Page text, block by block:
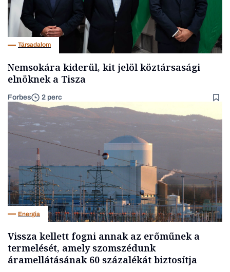
Társadalom
Nemsokára kiderül, kit jelöl köztársasági
elnöknek a Tisza
Forbes 2 perc
Energia
Vissza kellett fogni annak az erőműnek a
termelését, amely szomszédunk
áramellátásának 60 százalékát biztosítja